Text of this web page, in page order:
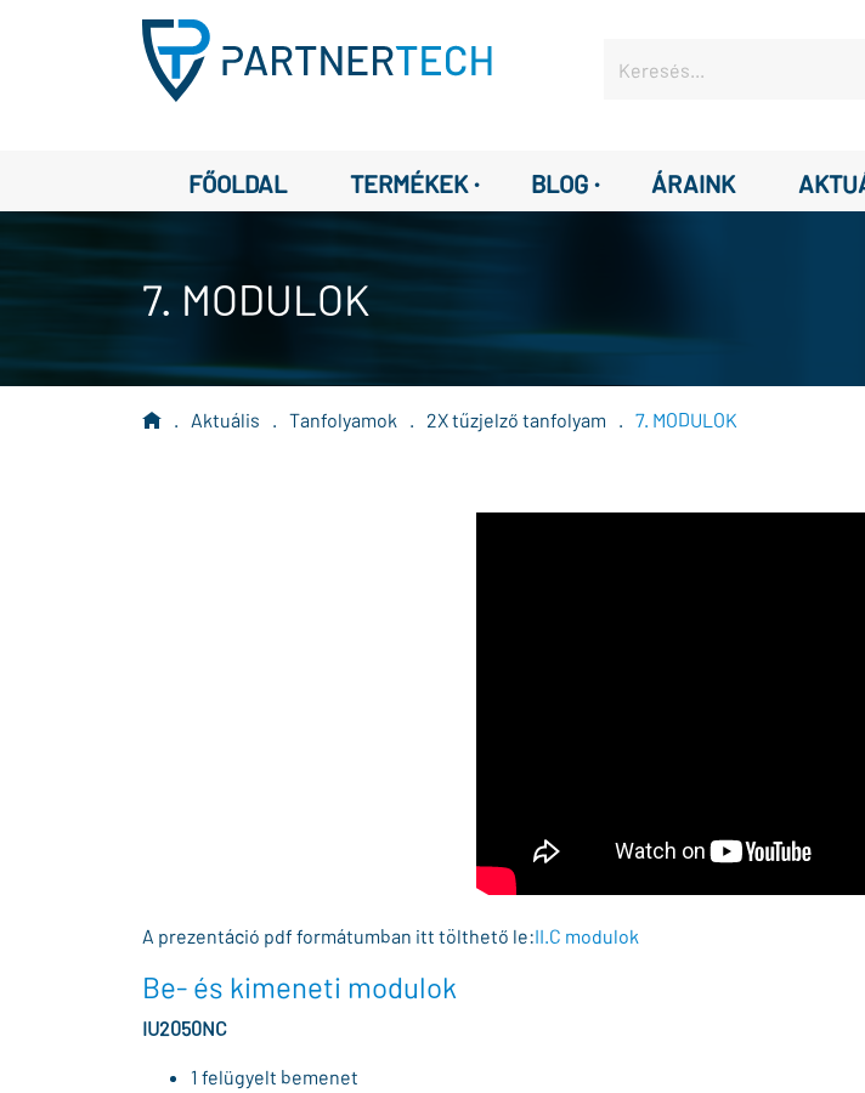
FŐOLDAL TERMÉKEK · BLOG · ÁRAINK
7. MODULOK
. Aktuális . Tanfolyamok . 2X tűzjelző tanfolyam . 7. MODULOK
A prezentáció pdf formátumban itt tölthető le:II.C modulok
Be- és kimeneti modulok
IU2050NC
1 felügyelt bemenet